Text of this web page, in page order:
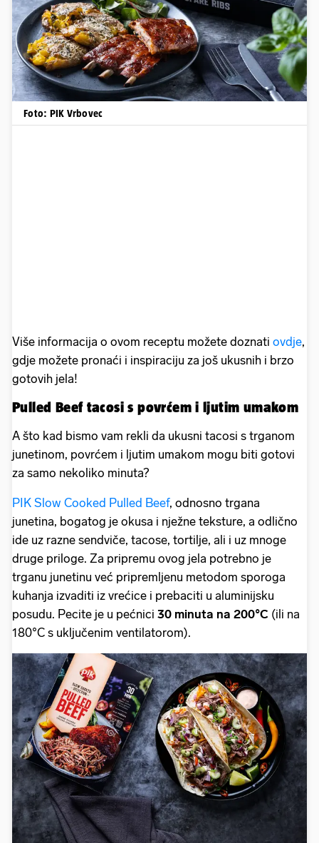
Foto: PIK Vrbovec
Više informacija o ovom receptu možete doznati ovdje,
gdje možete pronaći i inspiraciju za još ukusnih i brzo
gotovih jela!
Pulled Beef tacosi s povrćem i ljutim umakom
A što kad bismo vam rekli da ukusni tacosi s trganom
junetinom, povrćem i ljutim umakom mogu biti gotovi
za samo nekoliko minuta?
PIK Slow Cooked Pulled Beef, odnosno trgana
junetina, bogatog je okusa i nježne teksture, a odlično
ide uz razne sendviče, tacose, tortilje, ali i uz mnoge
druge priloge. Za pripremu ovog jela potrebno je
trganu junetinu već pripremljenu metodom sporoga
kuhanja izvaditi iz vrećice i prebaciti u aluminijsku
posudu. Pecite je u pećnici 30 minuta na 200°C (ili na
180°C s uključenim ventilatorom).